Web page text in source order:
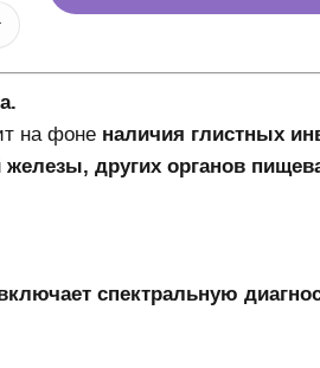
на фоне наличия глистных
других органов
спектральную